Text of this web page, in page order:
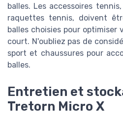
balles. Les accessoires
raquettes tennis, doivent
balles choisies pour optimiser
court. N'oubliez pas de
sport et chaussures pour
balles.
Entretien et
Tretorn Micro X